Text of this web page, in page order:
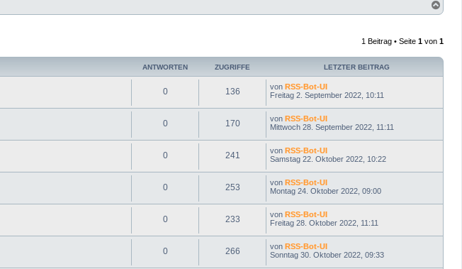
a
o
n
1 Beitrag • Seite 1 von 1
ANTWORTEN ZUGRIFFE LETZTER BEITRAG
0 136 von RSS-Bot-UI
Freitag 2. September 2022, 10:11
0 170 von RSS-Bot-UI
Mittwoch 28. September 2022, 11:11
0 241 von RSS-Bot-UI
Samstag 22. Oktober 2022, 10:22
0 253 von RSS-Bot-UI
Montag 24. Oktober 2022, 09:00
0 233 von RSS-Bot-UI
Freitag 28. Oktober 2022, 11:11
0 266 von RSS-Bot-UI
Sonntag 30. Oktober 2022, 09:33